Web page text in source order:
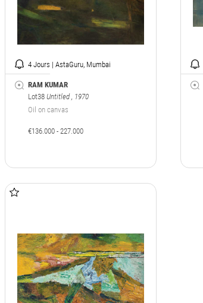
4 Jours | AstaGuru, Mumbai
RAM KUMAR
Lot38 Untitled, 1970
Oil on canvas
€136.000 - 227.000